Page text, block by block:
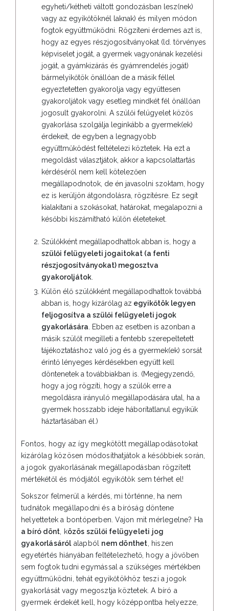
egyheti/kétheti váltott gondozásban lesz(nek)
vagy az egyikőtöknél laknak) és milyen módon
fogtok együttműködni. Rögzíteni érdemes azt is,
hogy az egyes részjogosítványokat (ld. törvényes
képviselet jogát, a gyermek vagyonának kezelési
jogát, a gyámkizárás és gyámrendelés jogát)
bármelyikőtök önállóan de a másik féllel
egyeztetetten gyakorolja vagy együttesen
gyakoroljátok vagy esetleg mindkét fél önállóan
jogosult gyakorolni. A szülői felügyelet közös
gyakorlása szolgálja leginkább a gyermek(ek)
érdekeit, de egyben a legnagyobb
együttműködést feltételezi köztetek. Ha ezt a
megoldást választjátok, akkor a kapcsolattartás
kérdéséről nem kell kötelezően
megállapodnotok, de én javasolni szoktam, hogy
ez is kerüljön átgondolásra, rögzítésre. Ez segít
kialakítani a szokásokat, határokat, megalapozni a
későbbi kiszámítható külön életeteket.
Szülőkként megállapodhattok abban is, hogy a
szülői felügyeleti jogaitokat (a fenti
részjogosítványokat) megosztva
gyakoroljátok.
Külön élő szülőkként megállapodhattok továbbá
abban is, hogy kizárólag az egyikőtök legyen
feljogosítva a szülői felügyeleti jogok
gyakorlására. Ebben az esetben is azonban a
másik szülőt megilleti a fentebb szerepeltetett
tájékoztatáshoz való jog és a gyermek(ek) sorsát
érintő lényeges kérdésekben együtt kell
döntenetek a továbbiakban is. (Megjegyzendő,
hogy a jog rögzíti, hogy a szülők erre a
megoldásra irányuló megállapodására utal, ha a
gyermek hosszabb ideje háborítatlanul egyikük
háztartásában él.)
Fontos, hogy az így megkötött megállapodásotokat
kizárólag közösen módosíthatjátok a későbbiek során,
a jogok gyakorlásának megállapodásban rögzített
mértékétől és módjától egyikőtök sem térhet el!
Sokszor felmerül a kérdés, mi történne, ha nem
tudnátok megállapodni és a bíróság döntene
helyettetek a bontóperben. Vajon mit mérlegelne? Ha
a bíró dönt, közös szülői felügyeleti jog
gyakorlásárólalapból nem dönthet, hiszen
egyetértés hiányában feltételezhető, hogy a jövőben
sem fogtok tudni egymással a szükséges mértékben
együttműködni, tehát egyikőtökhöz teszi a jogok
gyakorlását vagy megosztja köztetek. A bíró a
gyermek érdekét kell, hogy középpontba helyezze,